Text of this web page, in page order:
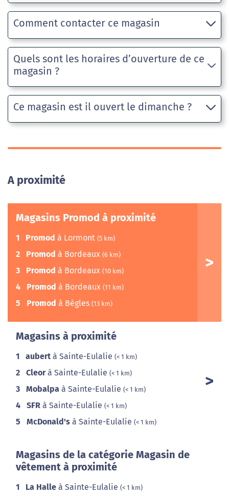
Comment contacter ce magasin
Quels sont les horaires d’ouverture de ce
magasin ?
Ce magasin est il ouvert le dimanche ?
A proximité
Magasins Promod à proximité
1 Promod à Lormont (5 km)
2 Promod à Bordeaux (6 km)
3 Promod à Bordeaux (10 km)
4 Promod à Bordeaux (11 km)
5 Promod à Bègles (13 km)
Magasins à proximité
1 aubert à Sainte-Eulalie (< 1 km)
2 Cleorà Sainte-Eulalie (< 1 km)
3 Mobalpa à Sainte-Eulalie (< 1 km)
4 SFR à Sainte-Eulalie (< 1 km)
5 McDonald's à Sainte-Eulalie (< 1 km)
Magasins de la catégorie Magasin de
vêtement à proximité
1 La Halle à Sainte-Eulalie (< 1 km)